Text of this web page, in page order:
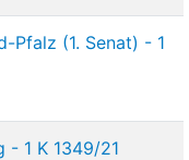
Pfalz (1. Senat) - 1
- 1 K 1349/21